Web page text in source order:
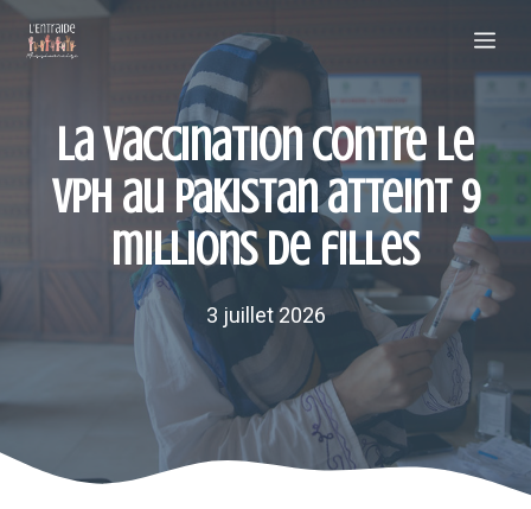
La vaccination contre le
VPH au Pakistan atteint 9
millions de filles
3 juillet 2026